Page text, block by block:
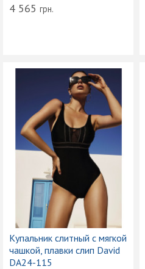
4 565 грн.
Купальник слитный с мягкой
чашкой, плавки слип David
DA24-115